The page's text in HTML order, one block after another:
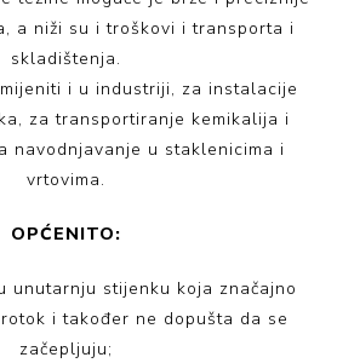
a niži su i troškovi i transporta i
skladištenja.
i u industriji, za instalacije
za transportiranje kemikalija i
navodnjavanje u staklenicima i
vrtovima.
OPĆENITO:
unutarnju stijenku koja značajno
i također ne dopušta da se
začepljuju;